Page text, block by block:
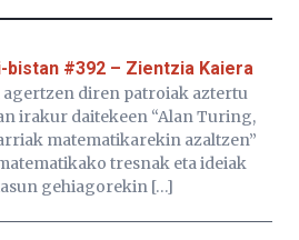
#392 – Zientzia Kaiera
diren patroiak aztertu
irakur daitekeen “Alan Turing,
matematikarekin azaltzen”
tresnak eta ideiak
gehiagorekin […]